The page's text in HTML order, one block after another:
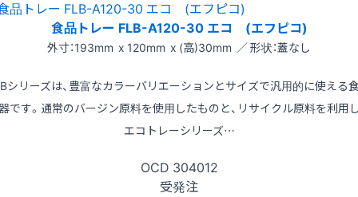
食品トレー FLB-A120-30 エコ (エフピコ)
外寸：193mm x 120mm x (高)30mm ／ 形状：蓋なし
シリーズは、豊富なカラーバリエーションとサイズで汎用的に使える
です。通常のバージン原料を使用したものと、リサイクル原料を利用
エコトレーシリーズ…
OCD 304012
受発注